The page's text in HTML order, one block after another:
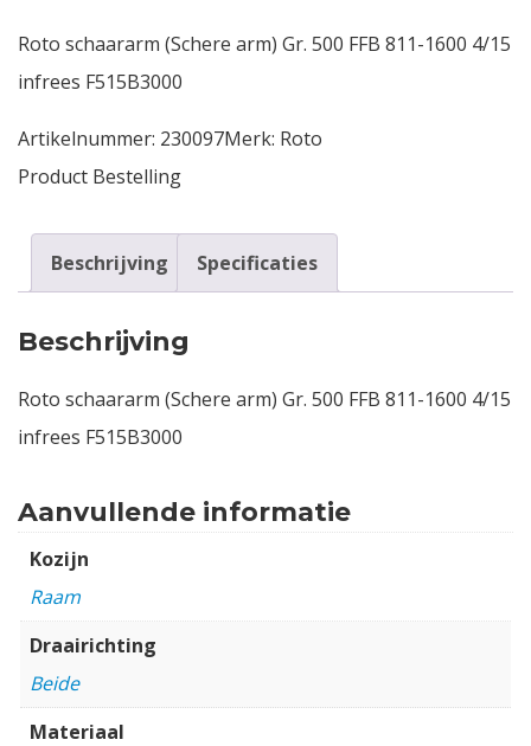
Roto schaararm (Schere arm) Gr. 500 FFB 811-1600 4/15
infrees F515B3000
Artikelnummer: 230097Merk: Roto
Product Bestelling
Beschrijving Specificaties
Beschrijving
Roto schaararm (Schere arm) Gr. 500 FFB 811-1600 4/15
infrees F515B3000
Aanvullende informatie
Kozijn
Raam
Draairichting
Beide
Materiaal